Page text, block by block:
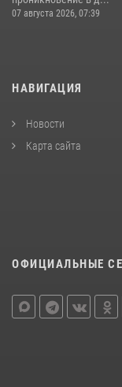
07 августа 2026, 07:39
НАВИГАЦИЯ
Новости
Карта сайта
ОФИЦИАЛЬНЫЕ